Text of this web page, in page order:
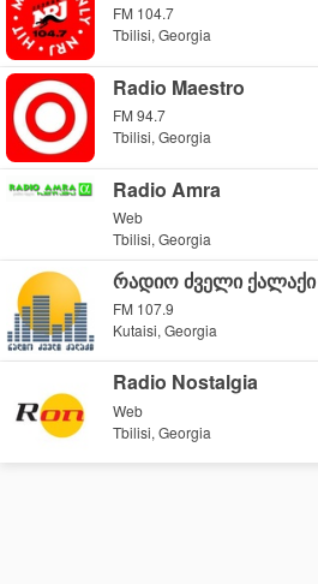
FM 104.7
Tbilisi, Georgia
Radio Maestro
FM 94.7
Tbilisi, Georgia
Radio Amra
Web
Tbilisi, Georgia
რადიო ძველი ქალაქი
FM 107.9
Kutaisi, Georgia
Radio Nostalgia
Web
Tbilisi, Georgia